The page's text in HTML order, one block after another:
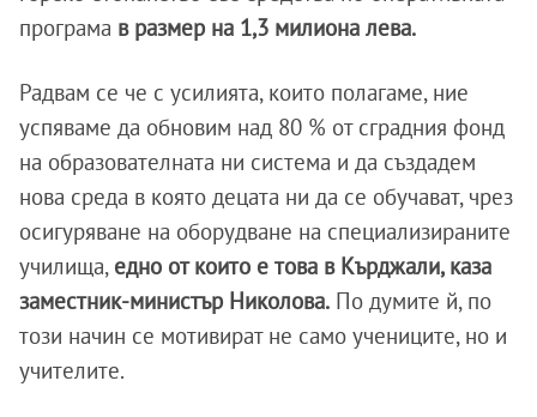
програма в размер на 1,3 милиона лева.
Радвам се че с усилията, които полагаме, ние
успяваме да обновим над 80 % от сградния фонд
на образователната ни система и да създадем
нова среда в която децата ни да се обучават, чрез
осигуряване на оборудване на специализираните
училища, едно от които е това в Кърджали, каза
заместник-министър Николова. По думите й, по
този начин се мотивират не само учениците, но и
учителите.